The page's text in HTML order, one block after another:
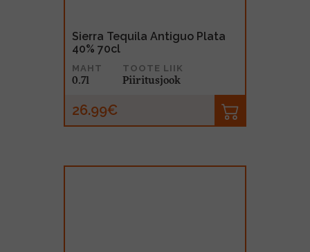
Sierra Tequila Antiguo Plata
40% 70cl
MAHT
0.7l
TOOTE LIIK
Piiritusjook
26.99€